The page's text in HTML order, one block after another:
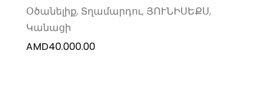
Օծանելիք, Տղամարդու, ՅՈՒՆԻՍԵՔՍ,
Կանացի
AMD40.000.00